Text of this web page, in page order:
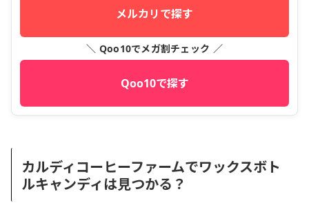
メルカリで探す
＼ Qoo10でメガ割チェック ／
Qoo10で探す
カルディコーヒーファームでワックスボト
ルキャンディは見つかる？